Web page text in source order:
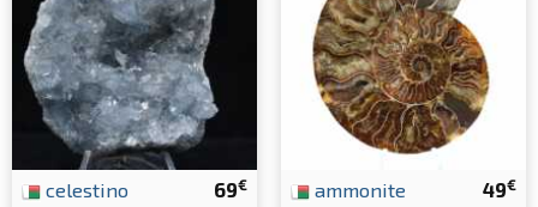
69€
celestino 49€
ammonite